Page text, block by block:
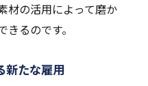
材の活用によって磨か
るのです。
新たな雇用